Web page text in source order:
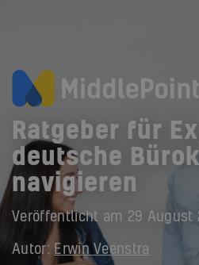
Ratgeber für
deutsche
navigieren
Veröffentlicht am 29 August
Autor: Erwin Veenstra